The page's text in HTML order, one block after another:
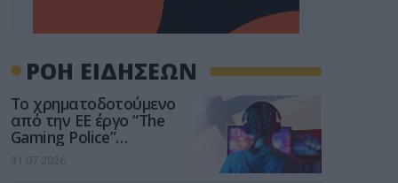
ΡΟΗ ΕΙΔΗΣΕΩΝ
Το χρηματοδοτούμενο
από την ΕΕ έργο “The
Gaming Police”
ενισχύει την ασφάλεια
των παιδιών στο
31.07.2026